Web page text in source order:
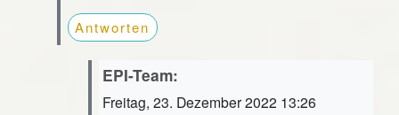
Antworten
EPI-Team:
Freitag, 23. Dezember 2022 13:26